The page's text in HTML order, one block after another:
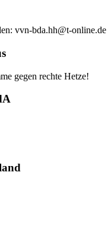
vvn-bda.hh@t-online.de
gegen rechte Hetze!